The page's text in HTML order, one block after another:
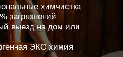
химчистка
загрязнений
выезд на дом или
ЭКО химия